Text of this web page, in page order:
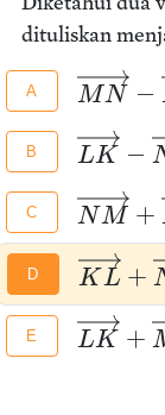
dituliskan
A MN −
B LK −
C NM +
D KL +
E LK +